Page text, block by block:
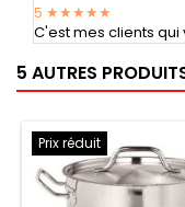
5 ★★★★★
C'est mes clients
5 AUTRES
Prix réduit